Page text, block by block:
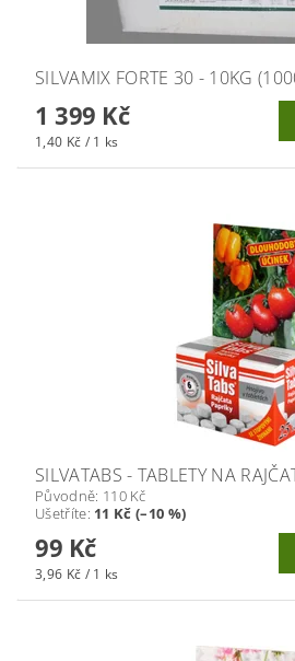
SILVAMIX FORTE 30 - 10KG
1 399 Kč
1,40 Kč / 1 ks
SILVATABS - TABLETY NA
Původně: 110 Kč
Ušetříte: 11 Kč (–10 %)
99 Kč
3,96 Kč / 1 ks